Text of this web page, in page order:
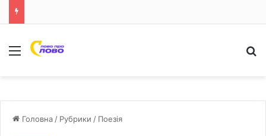
Меню
Головна / Рубрики / Поезія